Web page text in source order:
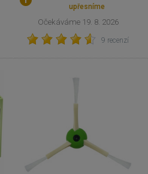
upřesníme
Očekáváme 19. 8. 2026
9 recenzí